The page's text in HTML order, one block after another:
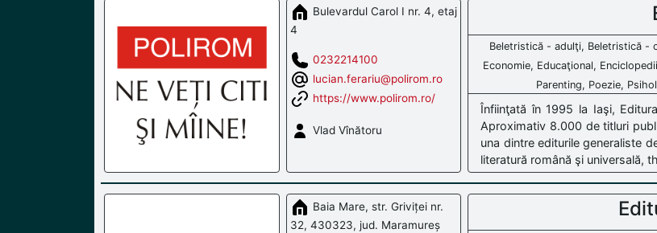
Bulevardul Carol I nr. 4, etaj
4
0232214100
lucian.ferariu@polirom.ro
https://www.polirom.ro/
Vlad Vînătoru
Beletristică - adulţi, Beletristică -
Economie, Educaţional,
Parenting, Poezie,
Înfiinţată în 1995 la Iaşi,
Aproximativ 8.000 de titluri
una dintre editurile generaliste
literatură română şi universală,
Baia Mare, str. Griviței nr.
32, 430323, jud. Maramureș